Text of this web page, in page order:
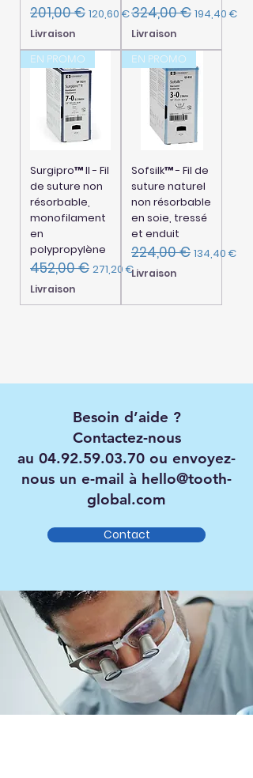
Prix original
201,00 € Prix promotionnel
120,60 €
Livraison
Prix original
324,00 € Prix
194,40 €
Livraison
EN PROMO
Surgipro™ II - Fil
de suture non
résorbable,
monofilament
en
polypropylène
Prix original
452,00 € Prix promotionnel
271,20 €
Livraison
EN PROMO
Sofsilk™ - Fil de
suture naturel
non résorbable
en soie, tressé
et enduit
Prix original
224,00 € Prix
134,40 €
Livraison
Besoin d’aide ?
Contactez-nous
au 04.92.59.03.70 ou envoyez-
nous un e-mail à hello@tooth-
global.com
Contact